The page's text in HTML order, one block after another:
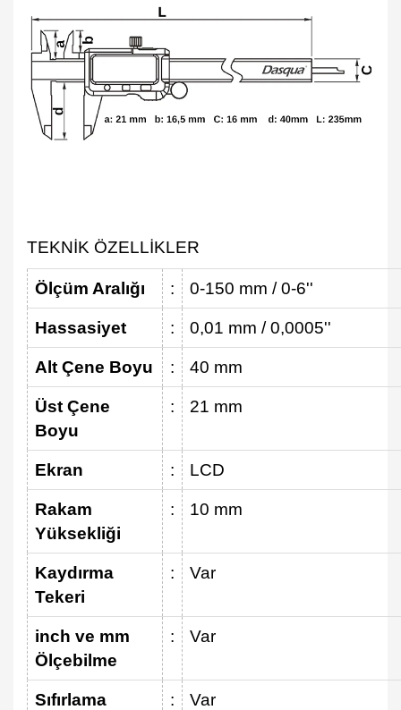
TEKNİK ÖZELLİKLER
Ölçüm Aralığı : 0-150 mm / 0-6''
Hassasiyet : 0,01 mm / 0,0005''
Alt Çene Boyu : 40 mm
Üst Çene
Boyu
: 21 mm
Ekran : LCD
Rakam
Yüksekliği
: 10 mm
Kaydırma
Tekeri
: Var
inch ve mm
Ölçebilme
: Var
Sıfırlama : Var